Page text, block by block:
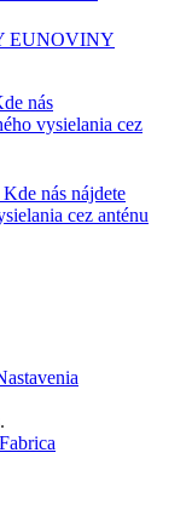
EUNOVINY
nás
vysielania cez
Kde nás nájdete
cez anténu